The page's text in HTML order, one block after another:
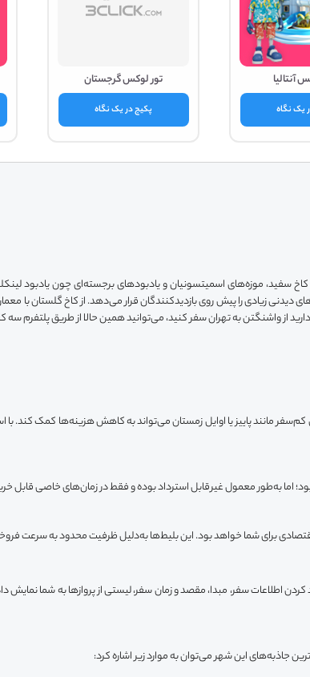
آنتالیا
یک نگاه
تور لوکس گرجستان
پکیج در یک نگاه
سفید، موزه‌های اسمیتسونیان و یادبودهای برجسته‌ای چون یادبود
دیدنی زیادی را پیش روی بازدیدکنندگان قرار می‌دهد. از کاخ گلستان با
از واشنگتن به تهران سفر کنید، می‌توانید همین حالا از طریق پلتفرم سه
مانند پاییز یا اوایل زمستان می‌تواند به کاهش هزینه‌ها کمک کند. با
اما به‌طور معمول غیرقابل استرداد بوده و فقط در زمان‌های خاصی قابل
برای شما خواهد بود. این بلیط‌ها به‌دلیل ظرفیت محدود به سرعت
اطلاعات سفر، مبدا، مقصد و زمان سفر، لیستی از پروازها به شما
جاذبه‌های این شهر می‌توان به موارد زیر اشاره کرد: